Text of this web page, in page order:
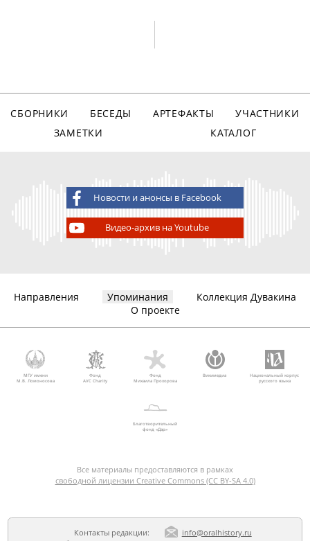
СБОРНИКИ БЕСЕДЫ АРТЕФАКТЫ
УЧАСТНИКИ
ЗАМЕТКИ
КАТАЛОГ
Новости и анонсы в Facebook
Видео-архив на Youtube
Направления Упоминания
Коллекция Дувакина
О проекте
МГУ имени
М.В. Ломоносова
Фонд
AVC Charity
Фонд
Михаила Прохорова
Викимедиа
Национальный корпус
русского языка
Благотворительный
фонд «Дар»
Все материалы предоставляются в рамках
свободной лицензии Creative Commons (CC BY-SA 4.0)
Контакты редакции: info@oralhistory.ru